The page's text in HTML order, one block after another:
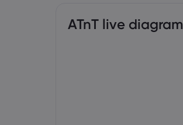
ATnT live diagram